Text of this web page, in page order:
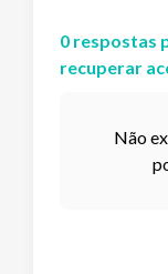
0 respostas
recuperar
Não